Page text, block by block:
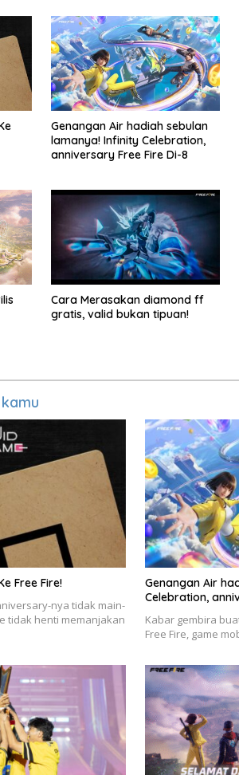
Genangan Air hadiah sebulan
lamanya! Infinity Celebration,
anniversary Free Fire Di-8
Cara Merasakan diamond ff
gratis, valid bukan tipuan!
Free Fire!
nya tidak main-
tidak henti memanjakan
Genangan Air
Celebration,
Kabar gembira
Free Fire, game